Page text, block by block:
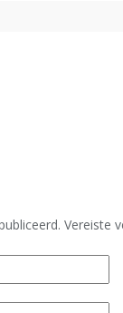
Vereiste